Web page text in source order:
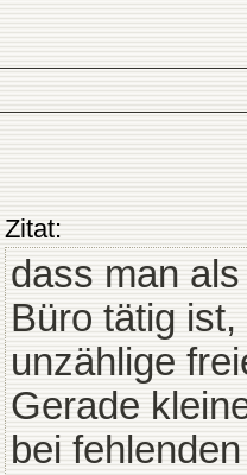
Zitat:
dass man
Büro tätig
unzählige
Gerade
bei